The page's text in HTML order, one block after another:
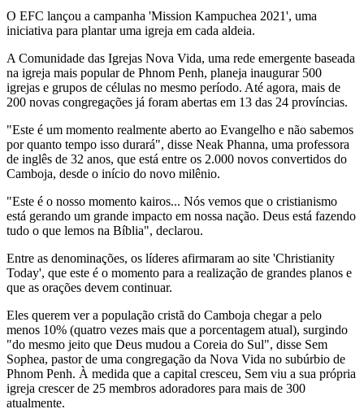
O EFC lançou a campanha 'Mission Kampuchea 2021', uma
iniciativa para plantar uma igreja em cada aldeia.
A Comunidade das Igrejas Nova Vida, uma rede emergente baseada
na igreja mais popular de Phnom Penh, planeja inaugurar 500
igrejas e grupos de células no mesmo período. Até agora, mais de
200 novas congregações já foram abertas em 13 das 24 províncias.
"Este é um momento realmente aberto ao Evangelho e não sabemos
por quanto tempo isso durará", disse Neak Phanna, uma professora
de inglês de 32 anos, que está entre os 2.000 novos convertidos do
Camboja, desde o início do novo milênio.
"Este é o nosso momento kairos... Nós vemos que o cristianismo
está gerando um grande impacto em nossa nação. Deus está fazendo
tudo o que lemos na Bíblia", declarou.
Entre as denominações, os líderes afirmaram ao site 'Christianity
Today', que este é o momento para a realização de grandes planos e
que as orações devem continuar.
Eles querem ver a população cristã do Camboja chegar a pelo
menos 10% (quatro vezes mais que a porcentagem atual), surgindo
"do mesmo jeito que Deus mudou a Coreia do Sul", disse Sem
Sophea, pastor de uma congregação da Nova Vida no subúrbio de
Phnom Penh. À medida que a capital cresceu, Sem viu a sua própria
igreja crescer de 25 membros adoradores para mais de 300
atualmente.